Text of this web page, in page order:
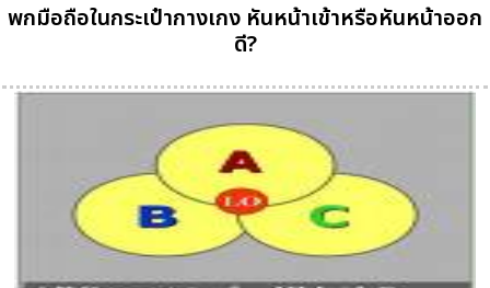
พกมือถือในกระเป๋ากางเกง หันหน้าเข้าหรือหันหน้าออก
ดี?